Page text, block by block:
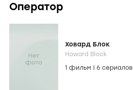
Оператор
Ховард Блок
Howard Block
1 фильм
6 сериалов